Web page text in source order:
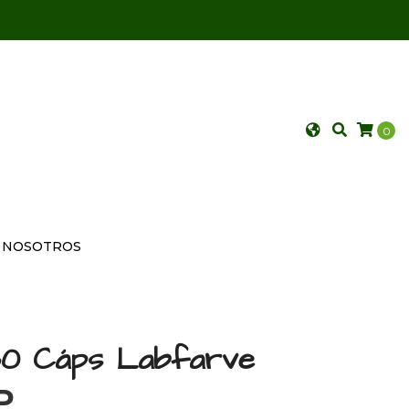
0
NOSOTROS
Cáps Labfarve